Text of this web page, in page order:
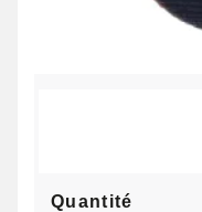
Quantité